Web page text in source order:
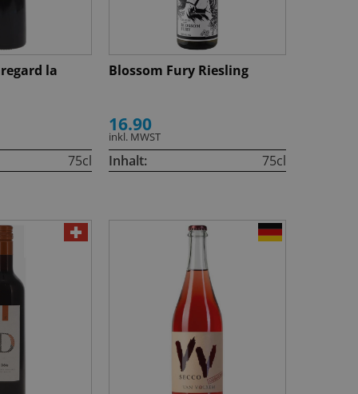
la
75cl
Blossom Fury Riesling
16.90
inkl. MWST
Inhalt: 75cl